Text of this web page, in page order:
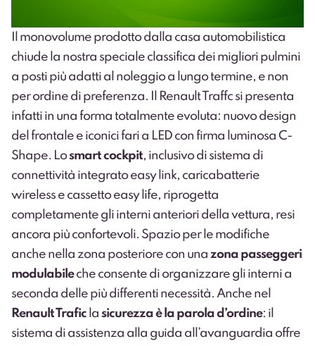
Il monovolume prodotto dalla casa automobilistica
chiude la nostra speciale classifica dei migliori pulmini
a posti più adatti al noleggio a lungo termine, e non
per ordine di preferenza. Il
Renault Traffc si presenta
infatti in una forma totalmente evoluta: nuovo design
del frontale e iconici fari a LED con firma luminosa C-
Shape. Losmart cockpit, inclusivo di sistema di
connettività integrato easy link, caricabatterie
wireless e cassetto easy life, riprogetta
completamente gli interni anteriori della vettura, resi
ancora più confortevoli. Spazio per le modifiche
anche nella zona posteriore con una zona passeggeri
modulabileche consente di organizzare gli interni a
seconda delle più differenti necessità. Anche nel
Renault Trafic la sicurezza è la parola d’ordine: il
sistema di assistenza alla guida all’avanguardia offre